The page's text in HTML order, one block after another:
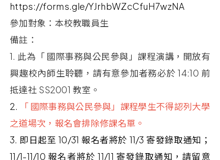
https://forms.gle/YJrhbWZcCfuH7wzNA
參加對象：本校教職員生
備註：
1. 此為「 國際事務與公民參與」課程演講，開放有
興趣校內師生聆聽，請有意參加者務必於 14:10 前
抵達社 SS2001 教室。
2.
「 國際事務與公民參與」課程學生不得認列大學
之道場次，報名會排除修課名單。
3. 即日起至 10/31 報名者將於 11/3 寄發錄取通知；
11/1-11/10 報名者將於 11/11 寄發錄取通知，請留意